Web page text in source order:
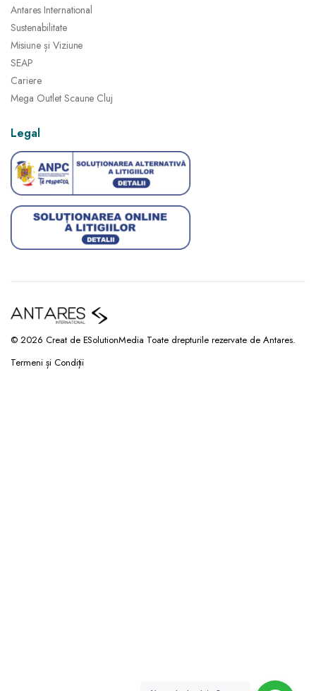
Antares International
Sustenabilitate
Misiune și Viziune
SEAP
Cariere
Mega Outlet Scaune Cluj
Legal
© 2026 Creat de ESolutionMedia Toate drepturile rezervate de Antares.
Termeni și Condiții